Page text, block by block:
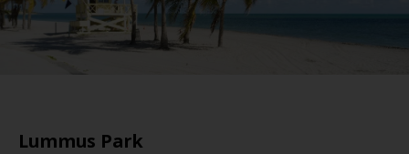
Lummus Park